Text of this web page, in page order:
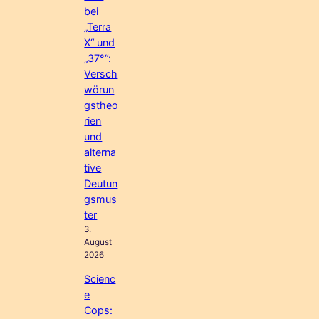
bei
„Terra
X“ und
„37°“:
Versch
wörun
gstheo
rien
und
alterna
tive
Deutun
gsmus
ter
3.
August
2026
Scienc
e
Cops: